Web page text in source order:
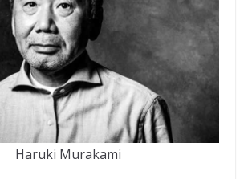
Haruki Murakami